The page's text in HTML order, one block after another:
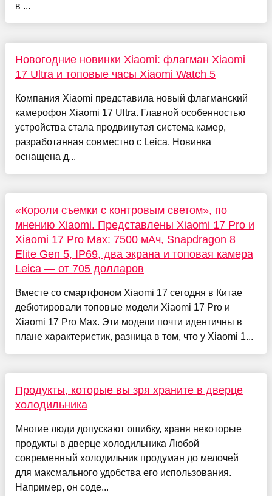
в ...
Новогодние новинки Xiaomi: флагман Xiaomi
17 Ultra и топовые часы Xiaomi Watch 5
Компания Xiaomi представила новый флагманский
камерофон Xiaomi 17 Ultra. Главной особенностью
устройства стала продвинутая система камер,
разработанная совместно с Leica. Новинка
оснащена д...
«Короли съемки с контровым светом», по
мнению Xiaomi. Представлены Xiaomi 17 Pro и
Xiaomi 17 Pro Max: 7500 мАч, Snapdragon 8
Elite Gen 5, IP69, два экрана и топовая камера
Leica — от 705 долларов
Вместе со смартфоном Xiaomi 17 сегодня в Китае
дебютировали топовые модели Xiaomi 17 Pro и
Xiaomi 17 Pro Max. Эти модели почти идентичны в
плане характеристик, разница в том, что у Xiaomi 1...
Продукты, которые вы зря храните в дверце
холодильника
Многие люди допускают ошибку, храня некоторые
продукты в дверце холодильника Любой
современный холодильник продуман до мелочей
для максмального удобства его использования.
Например, он соде...